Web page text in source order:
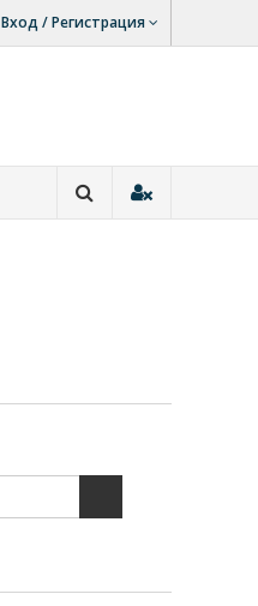
Вход / Регистрация